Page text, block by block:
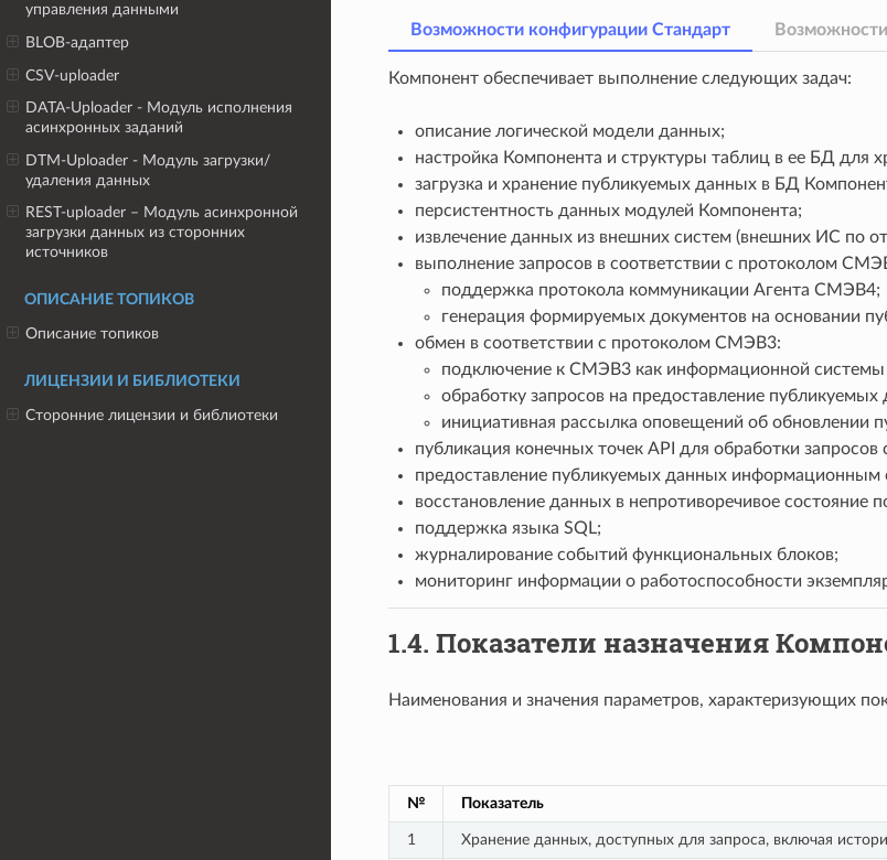
управления данными
BLOB-адаптер
CSV-uploader
DATA-Uploader - Модуль исполнения
асинхронных заданий
DTM-Uploader - Модуль загрузки/
удаления данных
REST-uploader – Модуль асинхронной
загрузки данных из сторонних
источников
ОПИСАНИЕ ТОПИКОВ
Описание топиков
ЛИЦЕНЗИИ И БИБЛИОТЕКИ
Сторонние лицензии и библиотеки
Возможности конфигурации Стандарт
Компонент обеспечивает выполнение следующих задач:
описание логической модели данных;
настройка Компонента и структуры таблиц в ее БД для
загрузка и хранение публикуемых данных в БД
персистентность данных модулей Компонента;
извлечение данных из внешних систем (внешних ИС по
выполнение запросов в соответствии с протоколом
поддержка протокола коммуникации Агента СМЭВ4;
генерация формируемых документов на основании
обмен в соответствии с протоколом СМЭВ3:
подключение к СМЭВ3 как информационной системы
обработку запросов на предоставление публикуемых
инициативная рассылка оповещений об обновлении
публикация конечных точек API для обработки
предоставление публикуемых данных информационным
восстановление данных в непротиворечивое состояние
поддержка языка SQL;
журналирование событий функциональных блоков;
мониторинг информации о работоспособности
1.4. Показатели назначения
Наименования и значения параметров, характеризующих
№ Показатель
1 Хранение данных, доступных для запроса, включая